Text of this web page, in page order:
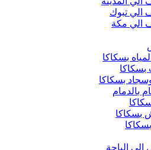
تبوك
الي مكة
بسكاكا
بسكاكا
بالدمام
بسكاكا
الباحة